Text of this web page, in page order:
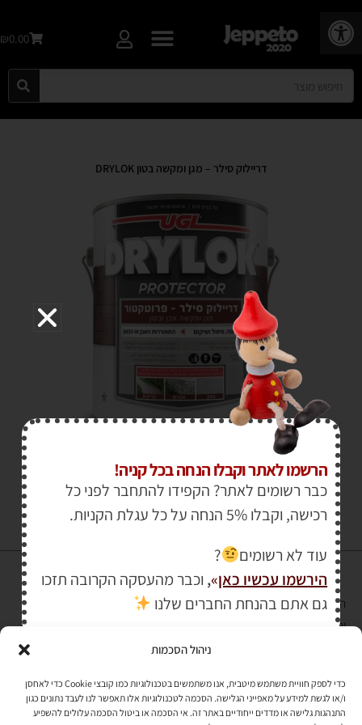
פתח סרגל נגישות
ניהול הסכמות
כדי לספק חוויית משתמש מיטבית, אנו משתמשים בטכנולוגיות כמו קובצי Cookie כדי לאחסן
ו/או לגשת למידע על מאפייני הגלישה. הסכמה לטכנולוגיות אלו תאפשר לנו לעבד נתונים כגון
התנהגות גלישה או מדדים ייחודיים באתר זה. אי הסכמה או ביטול הסכמה עלולים להשפיע
₪0.00
דריילוק סילר – מגן ומקשה בטון DRYLOK
והעומד בתקן אבטחה PCI DSS Level-1
לתקנון האתר»
הרשמו לאתר וקבלו הנחה בכל קניה!
כבר רשומים לאתר? הקפידו להתחבר לפני כל
רכישה, וקבלו 5% הנחה על כל עגלת הקניות.
עוד לא רשומים
?
הירשמו עכשיו כאן»
, וכבר מהעסקה הקרובה תזכו
גם אתם בהנחת החברים שלנו